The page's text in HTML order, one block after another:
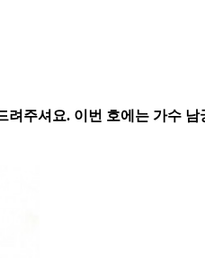
주셔요. 이번 호에는 가수